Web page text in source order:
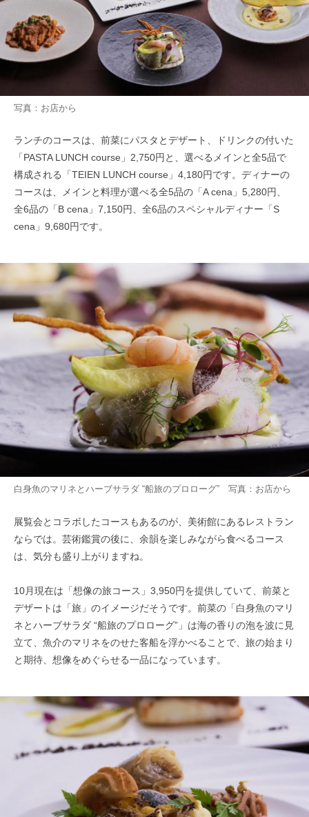
写真：お店から
ランチのコースは、前菜にパスタとデザート、ドリンクの付いた
「PASTA LUNCH course」2,750円と、選べるメインと全5品で
構成される「TEIEN LUNCH course」4,180円です。ディナーの
コースは、メインと料理が選べる全5品の「A cena」5,280円、
全6品の「B cena」7,150円、全6品のスペシャルディナー「S
cena」9,680円です。
白身魚のマリネとハーブサラダ “船旅のプロローグ” 写真：お店から
展覧会とコラボしたコースもあるのが、美術館にあるレストラン
ならでは。芸術鑑賞の後に、余韻を楽しみながら食べるコース
は、気分も盛り上がりますね。
10月現在は「想像の旅コース」3,950円を提供していて、前菜と
デザートは「旅」のイメージだそうです。前菜の「白身魚のマリ
ネとハーブサラダ “船旅のプロローグ”」は海の香りの泡を波に見
立て、魚介のマリネをのせた客船を浮かべることで、旅の始まり
と期待、想像をめぐらせる一品になっています。